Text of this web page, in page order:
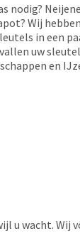
Wij
in een
uw
en
u wacht.